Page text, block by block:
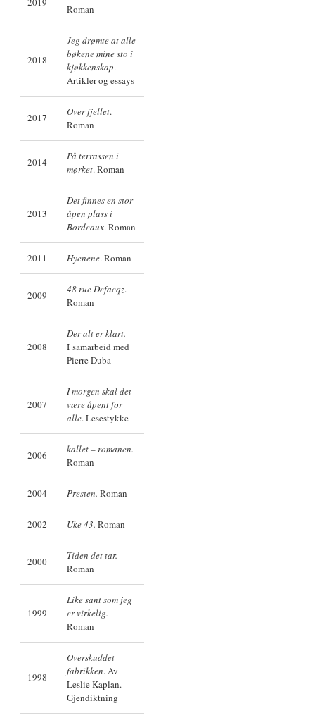
Roman
2018
Jeg drømte at alle
bøkene mine sto i
kjøkkenskap.
Artikler og essays
2017 Over fjellet.
Roman
2014
På terrassen i
mørket. Roman
2013
Det finnes en stor
åpen plass i
Bordeaux. Roman
2011 Hyenene. Roman
2009 48 rue Defacqz.
Roman
2008
Der alt er klart.
I samarbeid med
Pierre Duba
2007
I morgen skal det
være åpent for
alle. Lesestykke
2006
kallet – romanen.
Roman
2004 Presten. Roman
2002 Uke 43. Roman
2000
Tiden det tar.
Roman
1999
Like sant som jeg
er virkelig.
Roman
1998
Overskuddet –
fabrikken. Av
Leslie Kaplan.
Gjendiktning